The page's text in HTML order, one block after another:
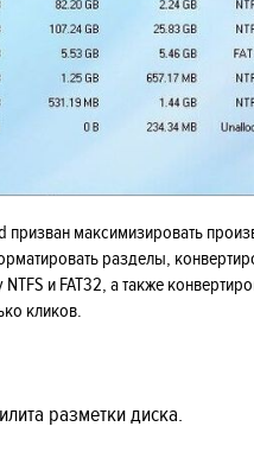
максимизировать
разделы,
и FAT32, а также
кликов.
разметки диска.